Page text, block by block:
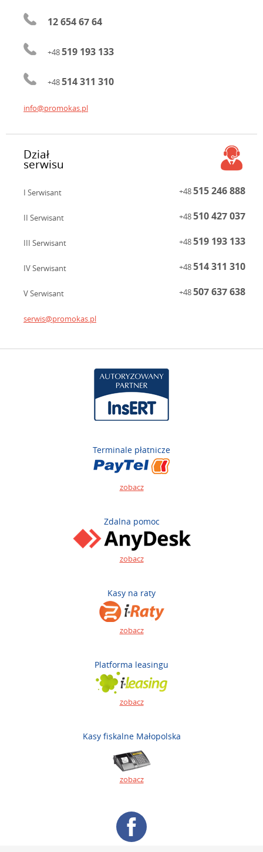
12 654 67 64
+48519 193 133
+48514 311 310
info@promokas.pl
Dział
serwisu
I Serwisant +48515 246 888
II Serwisant +48510 427 037
III Serwisant +48519 193 133
IV Serwisant +48514 311 310
V Serwisant +48507 637 638
serwis@promokas.pl
Terminale płatnicze
zobacz
Zdalna pomoc
zobacz
Kasy na raty
zobacz
Platforma leasingu
zobacz
Kasy fiskalne Małopolska
zobacz